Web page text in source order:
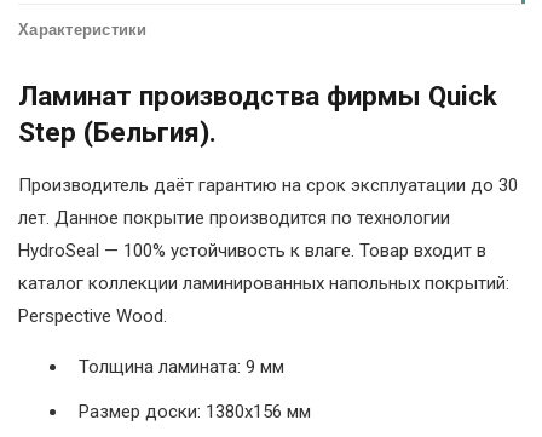
Характеристики
Ламинат производства фирмы Quick
Step (Бельгия).
Производитель даёт гарантию на срок эксплуатации до 30
лет. Данное покрытие производится по технологии
HydroSeal — 100% устойчивость к влаге. Товар входит в
каталог коллекции ламинированных напольных покрытий:
Perspective Wood.
Толщина ламината: 9 мм
Размер доски: 1380х156 мм